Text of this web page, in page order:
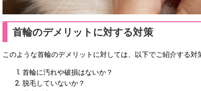
首輪のデメリットに対する対策
このような首輪のデメリットに対しては、以下でご紹介する
首輪に汚れや破損はないか？
脱毛していないか？